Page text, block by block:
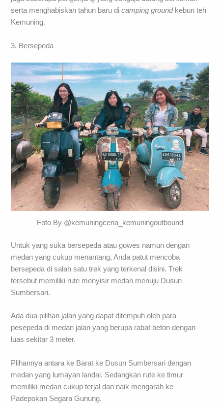
serta menghabiskan tahun baru dicamping groundkebun teh
Kemuning.
3. Bersepeda
Foto By @kemuningceria_kemuningoutbound
Untuk yang suka bersepeda atau gowes namun dengan
medan yang cukup menantang, Anda patut mencoba
bersepeda di salah satu trek yang terkenal disini. Trek
tersebut memiliki rute menyisir medan menuju Dusun
Sumbersari.
Ada dua pilihan jalan yang dapat ditempuh oleh para
pesepeda di medan jalan yang berupa rabat beton dengan
luas sekitar 3 meter.
Plihannya antara ke Barat ke Dusun Sumbersari dengan
medan yang lumayan landai. Sedangkan rute ke timur
memiliki medan cukup terjal dan naik mengarah ke
Padepokan Segara Gunung.